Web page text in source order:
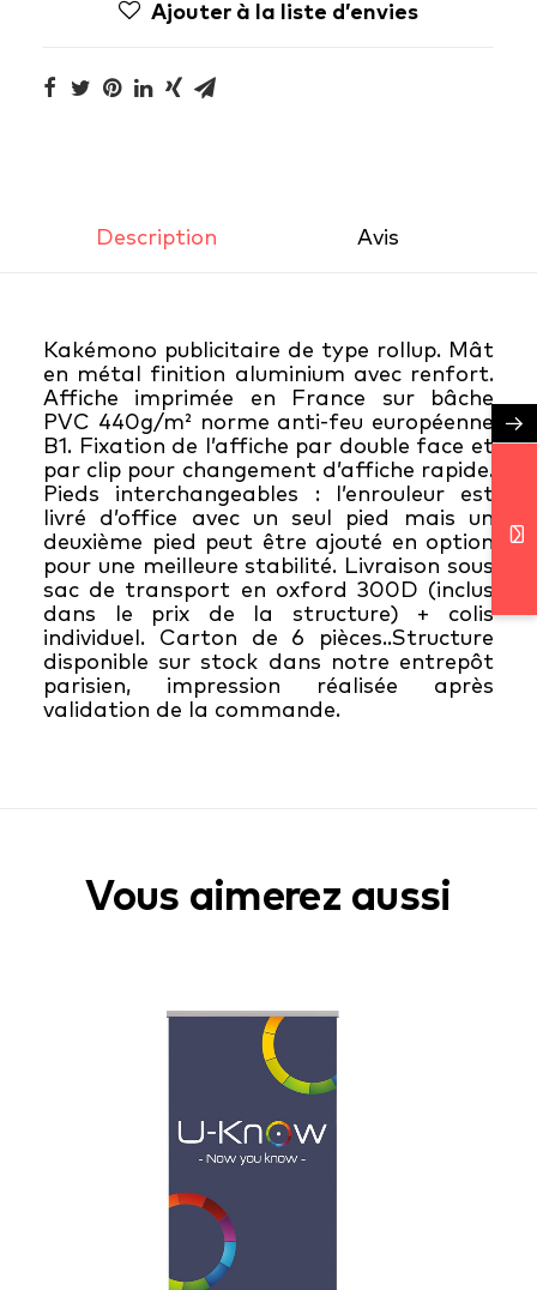
Ajouter à la liste d’envies
Description Avis
Kakémono publicitaire de type rollup. Mât
en métal finition aluminium avec renfort.
Affiche imprimée en France sur bâche
PVC 440g/m² norme anti-feu européenne
B1. Fixation de l’affiche par double face et
par clip pour changement d’affiche rapide.
Pieds interchangeables : l’enrouleur est
livré d’office avec un seul pied mais un
deuxième pied peut être ajouté en option
pour une meilleure stabilité. Livraison sous
sac de transport en oxford 300D (inclus
dans le prix de la structure) + colis
individuel. Carton de 6 pièces..Structure
disponible sur stock dans notre entrepôt
parisien, impression réalisée après
validation de la commande.
Vous aimerez aussi
→